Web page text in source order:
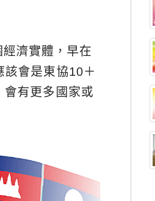
濟實體，早在
該會是東協10＋
會有更多國家或